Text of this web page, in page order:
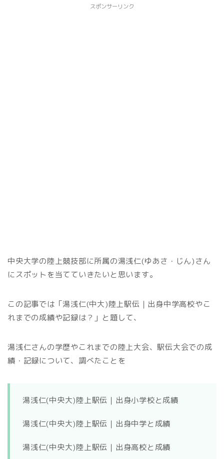
スポンサーリンク
中央大学の陸上競技部に所属の湯浅仁(ゆあさ・じん)さん
にスポットを当てていきたいと思います。
この記事では「湯浅仁(中大)陸上駅伝｜出身中学高校やこ
れまでの成績や記録は？」と題して、
湯浅仁さんの学歴やこれまでの陸上大会、駅伝大会での成
績・記録について、調べたことを
湯浅仁(中央大)陸上駅伝｜出身小学校と成績
湯浅仁(中央大)陸上駅伝｜出身中学と成績
湯浅仁(中央大)陸上駅伝｜出身高校と成績